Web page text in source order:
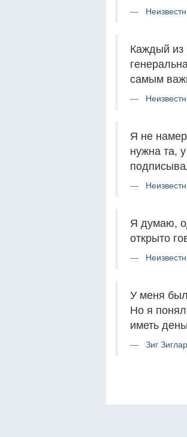
Каждый из
самым
Я не
нужна та,
Я думаю,
открыто
У меня
Но я
иметь
Зиг